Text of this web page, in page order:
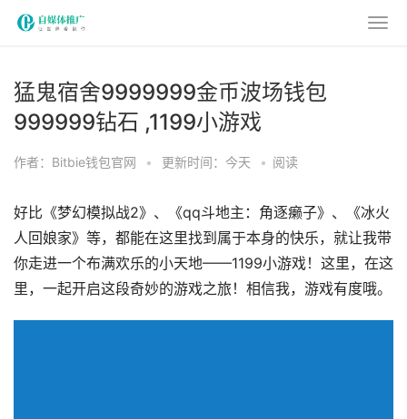
猛鬼宿舍9999999金币波场钱包
999999钻石 ,1199小游戏
作者：Bitbie钱包官网 • 更新时间：今天 • 阅读
好比《梦幻模拟战2》、《qq斗地主：角逐癞子》、《冰火
人回娘家》等，都能在这里找到属于本身的快乐，就让我带
你走进一个布满欢乐的小天地——1199小游戏！这里，在这
里，一起开启这段奇妙的游戏之旅！相信我，游戏有度哦。